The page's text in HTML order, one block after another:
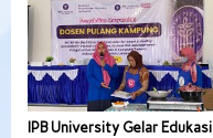
IPB University Gelar Edukasi